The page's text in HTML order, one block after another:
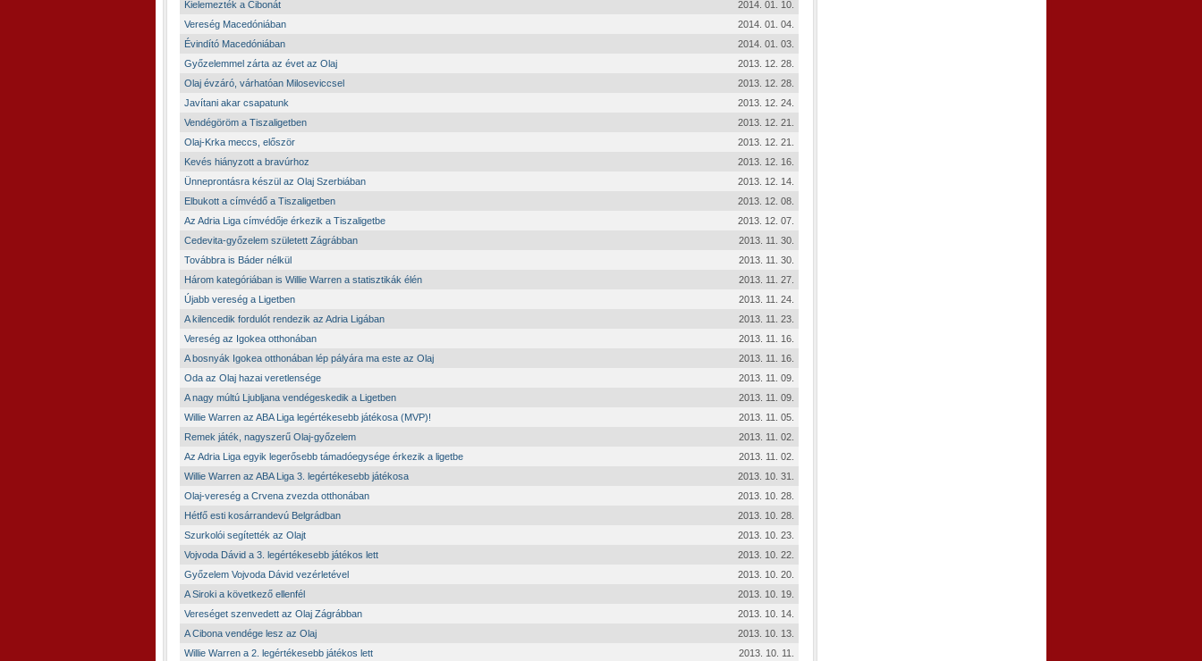
Kielemezték a Cibonát
2014. 01. 10.
Vereség Macedóniában
2014. 01. 04.
Évindító Macedóniában
2014. 01. 03.
Győzelemmel zárta az évet az Olaj
2013. 12. 28.
Olaj évzáró, várhatóan Miloseviccsel
2013. 12. 28.
Javítani akar csapatunk
2013. 12. 24.
Vendégöröm a Tiszaligetben
2013. 12. 21.
Olaj-Krka meccs, először
2013. 12. 21.
Kevés hiányzott a bravúrhoz
2013. 12. 16.
Ünneprontásra készül az Olaj Szerbiában
2013. 12. 14.
Elbukott a címvédő a Tiszaligetben
2013. 12. 08.
Az Adria Liga címvédője érkezik a Tiszaligetbe
2013. 12. 07.
Cedevita-győzelem született Zágrábban
2013. 11. 30.
Továbbra is Báder nélkül
2013. 11. 30.
Három kategóriában is Willie Warren a statisztikák élén
2013. 11. 27.
Újabb vereség a Ligetben
2013. 11. 24.
A kilencedik fordulót rendezik az Adria Ligában
2013. 11. 23.
Vereség az Igokea otthonában
2013. 11. 16.
A bosnyák Igokea otthonában lép pályára ma este az Olaj
2013. 11. 16.
Oda az Olaj hazai veretlensége
2013. 11. 09.
A nagy múltú Ljubljana vendégeskedik a Ligetben
2013. 11. 09.
Willie Warren az ABA Liga legértékesebb játékosa (MVP)!
2013. 11. 05.
Remek játék, nagyszerű Olaj-győzelem
2013. 11. 02.
Az Adria Liga egyik legerősebb támadóegysége érkezik a ligetbe
2013. 11. 02.
Willie Warren az ABA Liga 3. legértékesebb játékosa
2013. 10. 31.
Olaj-vereség a Crvena zvezda otthonában
2013. 10. 28.
Hétfő esti kosárrandevú Belgrádban
2013. 10. 28.
Szurkolói segítették az Olajt
2013. 10. 23.
Vojvoda Dávid a 3. legértékesebb játékos lett
2013. 10. 22.
Győzelem Vojvoda Dávid vezérletével
2013. 10. 20.
A Siroki a következő ellenfél
2013. 10. 19.
Vereséget szenvedett az Olaj Zágrábban
2013. 10. 14.
A Cibona vendége lesz az Olaj
2013. 10. 13.
Willie Warren a 2. legértékesebb játékos lett
2013. 10. 11.